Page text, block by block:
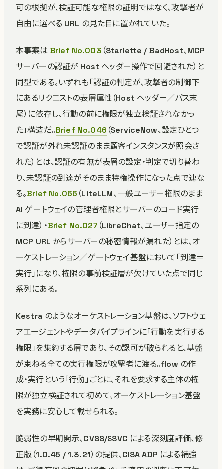
可の根拠が、検証可能な権限の証明ではなく、攻撃者が
自由に選べる URL の見た目に置かれていた。
本事案は Brief No.003 （Starlette / BadHost、MCP
サーバーの認証が Host ヘッダー操作で回避された）と
同型である。いずれも「認証の判定が、攻撃者の制御下
にあるリクエストの表層属性（Host ヘッダー／パス末
尾）に依存し、行動の前に権限が独立検証されなかっ
た」構造だ。Brief No.046 （ServiceNow、設定ひとつ
で認証が外れ未認証のまま顧客インスタンスが照会さ
れた）とは、認証の有無が表層の設定・判定で切り替わ
り、未認証の到達がそのまま特権操作になった点で連な
る。Brief No.066 （LiteLLM、一般ユーザー権限のまま
AI ゲートウェイの管理者権限とサーバーのコード実行
に到達）・Brief No.027 （LibreChat、ユーザー指定の
MCP URL からサーバーの秘密情報が漏れた）とは、オ
ーケストレーション／ゲートウェイ基盤において「到達＝
実行」になり、権限の事前検証層が欠けていた点で同じ
系列にある。
Kestra のようなオーケストレーション基盤は、ソフトウェ
アエージェントやデータパイプラインに「行動を実行する
権限」を集約する層であり、その認可が破られると、基盤
が束ねる全ての実行権限が攻撃者に渡る。flow の作
成・実行という「行動」ごとに、それを要求する主体の権
限が独立検証されて初めて、オーケストレーション基盤
を実務に安心して載せられる。
脆弱性の早期開示、CVSS/SSVC による深刻度評価、修
正版（1.0.45 / 1.3.21）の提供、CISA ADP による補強